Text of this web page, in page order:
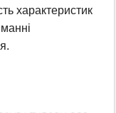
характеристик